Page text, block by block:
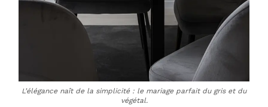
L’élégance naît de la simplicité : le mariage parfait du gris et du
végétal.